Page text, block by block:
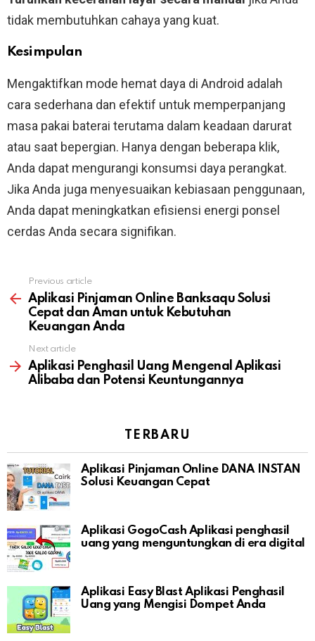
tidak membutuhkan cahaya yang kuat.
Kesimpulan
Mengaktifkan mode hemat daya di Android adalah
cara sederhana dan efektif untuk memperpanjang
masa pakai baterai terutama dalam keadaan darurat
atau saat bepergian. Hanya dengan beberapa klik,
Anda dapat mengurangi konsumsi daya perangkat.
Jika Anda juga menyesuaikan kebiasaan penggunaan,
Anda dapat meningkatkan efisiensi energi ponsel
cerdas Anda secara signifikan.
more
Previous article
Aplikasi Pinjaman Online Banksaqu Solusi
Cepat dan Aman untuk Kebutuhan
Keuangan Anda
Next article
Aplikasi Penghasil Uang Mengenal Aplikasi
Alibaba dan Potensi Keuntungannya
TERBARU
Aplikasi Pinjaman Online DANA INSTAN
Solusi Keuangan Cepat
Aplikasi GogoCash Aplikasi penghasil
uang yang menguntungkan di era digital
Aplikasi Easy Blast Aplikasi Penghasil
Uang yang Mengisi Dompet Anda